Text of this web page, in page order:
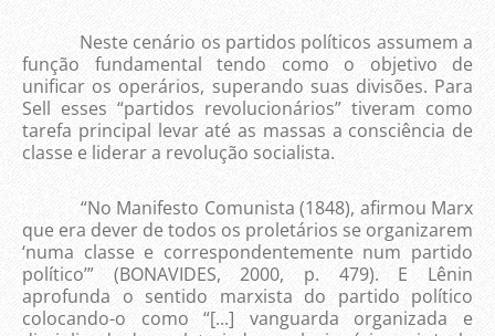
Neste cenário os partidos políticos assumem a
função fundamental tendo como o objetivo de
unificar os operários, superando suas divisões. Para
Sell esses “partidos revolucionários” tiveram como
tarefa principal levar até as massas a consciência de
classe e liderar a revolução socialista.
“No Manifesto Comunista (1848), afirmou Marx
que era dever de todos os proletários se organizarem
‘numa classe e correspondentemente num partido
político’” (BONAVIDES, 2000, p. 479). E Lênin
aprofunda o sentido marxista do partido político
colocando-o como “[...] vanguarda organizada e